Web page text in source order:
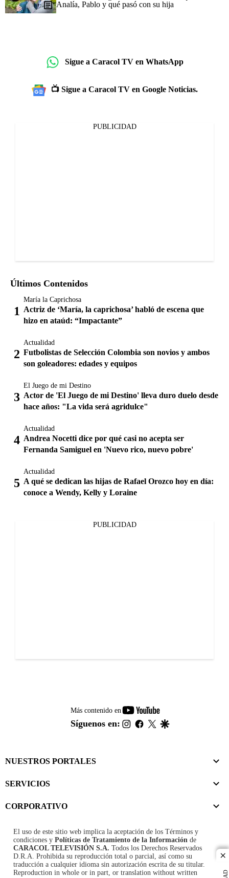
Analía, Pablo y qué pasó con su hija
Sigue a Caracol TV en WhatsApp
📺 Sigue a Caracol TV en Google Noticias.
PUBLICIDAD
Últimos Contenidos
María la Caprichosa
Actriz de ‘María, la caprichosa’ habló de escena que
hizo en ataúd: “Impactante”
Actualidad
Futbolistas de Selección Colombia son novios y ambos
son goleadores: edades y equipos
El Juego de mi Destino
Actor de 'El Juego de mi Destino' lleva duro duelo desde
hace años: "La vida será agridulce"
Actualidad
Andrea Nocetti dice por qué casi no acepta ser
Fernanda Samiguel en 'Nuevo rico, nuevo pobre'
Actualidad
A qué se dedican las hijas de Rafael Orozco hoy en día:
conoce a Wendy, Kelly y Loraine
PUBLICIDAD
Más contenido en
youtube-
footer
Síguenos en: instagram
facebook
twitter
NUESTROS PORTALES
SERVICIOS
CORPORATIVO
El uso de este sitio web implica la aceptación de los Términos y
condiciones y Políticas de Tratamiento de la Información de
CARACOL TELEVISIÓN S.A. Todos los Derechos Reservados
D.R.A. Prohibida su reproducción total o parcial, así como su
traducción a cualquier idioma sin autorización escrita de su titular.
Reproduction in whole or in part, or translation without written